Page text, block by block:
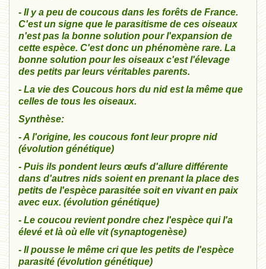
- Il y a peu de coucous dans les forêts de France.
C'est un signe que le parasitisme de ces oiseaux
n'est pas la bonne solution pour l'expansion de
cette espèce. C'est donc un phénomène rare. La
bonne solution pour les oiseaux c'est l'élevage
des petits par leurs véritables parents.
- La vie des Coucous hors du nid est la même que
celles de tous les oiseaux.
Synthèse:
- A l'origine, les coucous font leur propre nid
(évolution génétique)
- Puis ils pondent leurs œufs d'allure différente
dans d'autres nids soient en prenant la place des
petits de l'espèce parasitée soit en vivant en paix
avec eux. (évolution génétique)
- Le coucou revient pondre chez l'espèce qui l'a
élevé et là où elle vit (synaptogenèse)
- Il pousse le même cri que les petits de l'espèce
parasité (évolution génétique)